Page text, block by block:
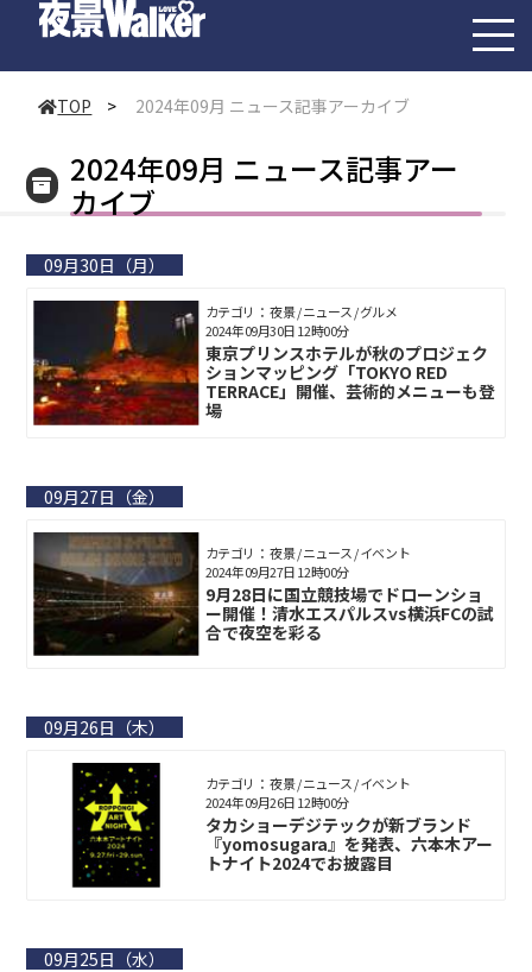
TOP > 2024年09月 ニュース記事アーカイブ
2024年09月 ニュース記事アー
カイブ
09月30日（月）
カテゴリ： 夜景 / ニュース / グルメ
東京プリンスホテルが秋のプロジェク
ションマッピング「TOKYO RED
TERRACE」開催、芸術的メニューも登
場
2024年09月30日 12時00分
09月27日（金）
カテゴリ： 夜景 / ニュース / イベント
9月28日に国立競技場でドローンショ
ー開催！清水エスパルスvs横浜FCの試
合で夜空を彩る
2024年09月27日 12時00分
09月26日（木）
カテゴリ： 夜景 / ニュース / イベント
タカショーデジテックが新ブランド
『yomosugara』を発表、六本木アー
トナイト2024でお披露目
2024年09月26日 12時00分
09月25日（水）